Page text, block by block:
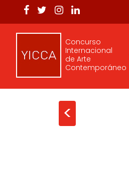
Concurso
Internacional
de Arte
Contemporáneo
<